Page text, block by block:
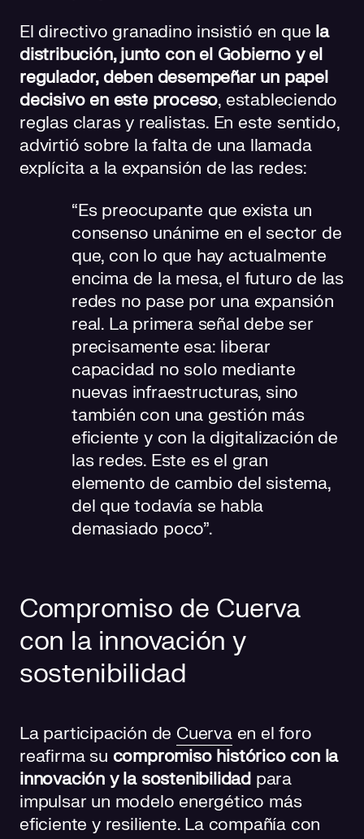
El directivo granadino insistió en que la
distribución, junto con el Gobierno y el
regulador, deben desempeñar un papel
decisivo en este proceso, estableciendo
reglas claras y realistas. En este sentido,
advirtió sobre la falta de una llamada
explícita a la expansión de las redes:
“Es preocupante que exista un
consenso unánime en el sector de
que, con lo que hay actualmente
encima de la mesa, el futuro de las
redes no pase por una expansión
real. La primera señal debe ser
precisamente esa: liberar
capacidad no solo mediante
nuevas infraestructuras, sino
también con una gestión más
eficiente y con la digitalización de
las redes. Este es el gran
elemento de cambio del sistema,
del que todavía se habla
demasiado poco”.
Compromiso de Cuerva
con la innovación y
sostenibilidad
La participación de Cuervaen el foro
reafirma su compromiso histórico con la
innovación y la sostenibilidad para
impulsar un modelo energético más
eficiente y resiliente. La compañía con